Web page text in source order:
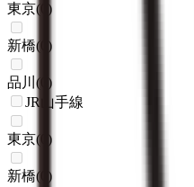
東京( )
新橋( )
品川 (
)
JR山手線
東京( )
新橋( )